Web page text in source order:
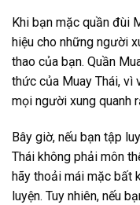
Khi bạn mặc quần đùi
hiệu cho những người
thao của bạn. Quần
thức của Muay Thái, vì
mọi người xung quanh
Bây giờ, nếu bạn tập
Thái không phải môn
hãy thoải mái mặc bất
luyện. Tuy nhiên, nếu